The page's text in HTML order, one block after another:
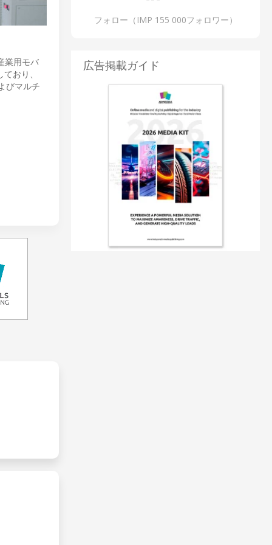
業用モバ
おり、
びマルチ
フォロー（IMP 155 000フォロワー）
広告掲載ガイド